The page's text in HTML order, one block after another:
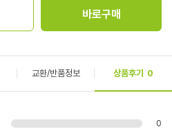
바로구매
교환/반품정보 상품후기 0
0